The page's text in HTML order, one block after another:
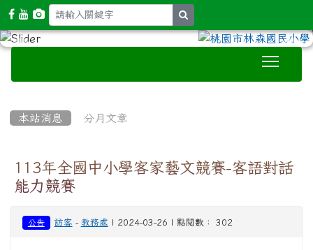
本站消息 分月文章
113年全國中小學客家藝文競賽-客語對話
能力競賽
公告 訪客 - 教務處 | 2024-03-26 | 點閱數： 302